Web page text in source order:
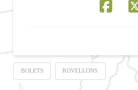
BOLETS ROVELLONS